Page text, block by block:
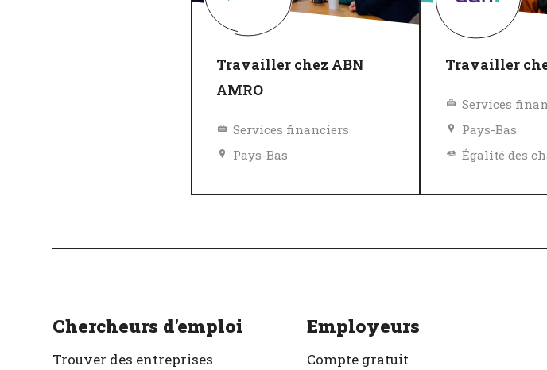
Travailler chez ABN
AMRO
Services financiers
Pays-Bas
Travailler
Services
Pays-Bas
Chercheurs d'emploi
Trouver des entreprises
Employeurs
Compte gratuit